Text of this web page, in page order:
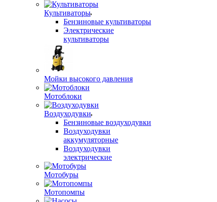
Культиваторы
Бензиновые культиваторы
Электрические
культиваторы
Мойки высокого давления
Мотоблоки
Воздуходувки
Бензиновые воздуходувки
Воздуходувки
аккумуляторные
Воздуходувки
электрические
Мотобуры
Мотопомпы